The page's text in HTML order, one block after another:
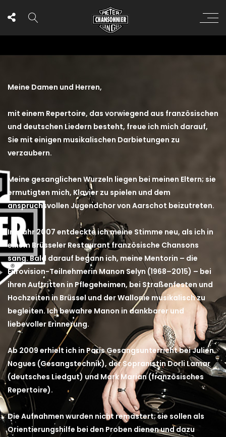
Meine Damen und Herren,
mit einem Repertoire, das vorwiegend aus französischen
und deutschen Liedern besteht, freue ich mich darauf,
Sie mit einigen musikalischen Darbietungen zu
verzaubern.
Meine gesanglichen Wurzeln liegen bei meinen Eltern; sie
ermutigten mich, Klavier zu spielen und dem
anspruchsvollen Jugendchor von Aarschot beizutreten.
Im Jahr 2007 entdeckte ich meine Stimme neu, als ich in
einem Brüsseler Restaurant französische Chansons
sang. Bald darauf begann ich, meine Mentorin – die
Eurovision-Teilnehmerin Manon Selyn (1968–2015) – bei
ihren Auftritten in Pflegeheimen, bei Straßenfesten und
Hochzeiten in Brüssel und der Wallonie musikalisch zu
begleiten. Ich bewahre Manon in dankbarer und
liebevoller Erinnerung.
Ab 2009 erhielt ich in Paris Gesangsunterricht bei Julien
Nogues (Gesangstechnik), der Sopranistin Dorli Lamar
(deutsches Liedgut) und Mark Marian (französisches
Repertoire).
Die Aufnahmen wurden nicht remastert; sie sollen als
Orientierungshilfe bei den Proben dienen und dazu